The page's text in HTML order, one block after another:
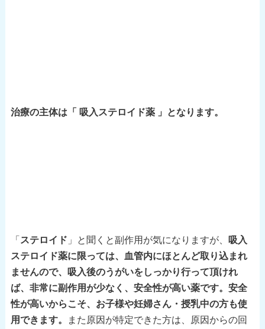
治療の主体は「 吸入ステロイド薬 」となります。
「 ステロイド 」と聞くと副作用が気になりますが、
吸入
ステロイド薬に限っては、血管内にほとんど取り込まれ
ませんので、吸入後のうがいをしっかり行って頂けれ
ば、非常に副作用が少なく、安全性が高い薬です。安全
性が高いからこそ、お子様や妊婦さん・授乳中の方も使
用できます。
また原因が特定できた方は、原因からの回